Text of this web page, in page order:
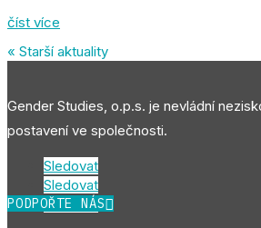
číst více
« Starší příspěvky
Gender Studies, o.p.s. je nevládní
postavení ve společnosti.
Sledovat
Sledovat
Sledovat
PODPOŘTE NÁS